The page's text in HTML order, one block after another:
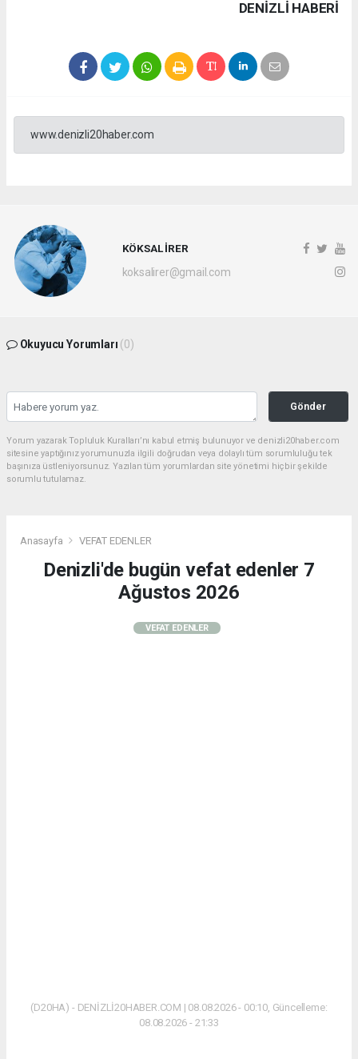
DENIZLI HABERİ
www.denizli20haber.com
KÖKSAL İRER
koksalirer@gmail.com
Okuyucu Yorumları (0)
Gönder
Yorum yazarak Topluluk Kuralları’nı kabul etmiş bulunuyor ve denizli20haber.com
sitesine yaptığınız yorumunuzla ilgili doğrudan veya dolaylı tüm sorumluluğu tek
başınıza üstleniyorsunuz. Yazılan tüm yorumlardan site yönetimi hiçbir şekilde
sorumlu tutulamaz.
Anasayfa VEFAT EDENLER
Denizli'de bugün vefat edenler 7
Ağustos 2026
VEFAT EDENLER
(D20HA) - DENİZLİ20HABER.COM | 08.08.2026 - 00:10, Güncelleme:
08.08.2026 - 21:33